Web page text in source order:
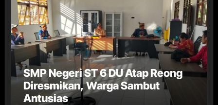
SMP Negeri ST 6 DU Atap Reong
Diresmikan, Warga Sambut
Antusias